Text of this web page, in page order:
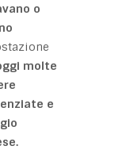
o
molte
e